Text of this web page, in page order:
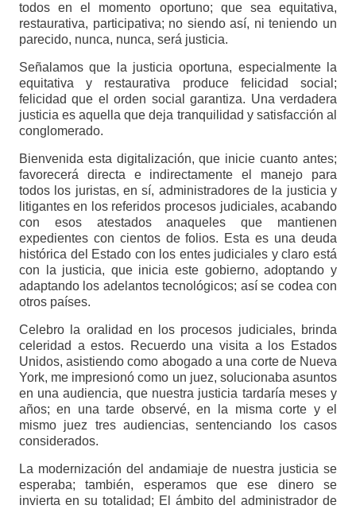
todos en el momento oportuno; que sea equitativa,
restaurativa, participativa; no siendo así, ni teniendo un
parecido, nunca, nunca, será justicia.
Señalamos que la justicia oportuna, especialmente la
equitativa y restaurativa produce felicidad social;
felicidad que el orden social garantiza. Una verdadera
justicia es aquella que deja tranquilidad y satisfacción al
conglomerado.
Bienvenida esta digitalización, que inicie cuanto antes;
favorecerá directa e indirectamente el manejo para
todos los juristas, en sí, administradores de la justicia y
litigantes en los referidos procesos judiciales, acabando
con esos atestados anaqueles que mantienen
expedientes con cientos de folios. Esta es una deuda
histórica del Estado con los entes judiciales y claro está
con la justicia, que inicia este gobierno, adoptando y
adaptando los adelantos tecnológicos; así se codea con
otros países.
Celebro la oralidad en los procesos judiciales, brinda
celeridad a estos. Recuerdo una visita a los Estados
Unidos, asistiendo como abogado a una corte de Nueva
York, me impresionó como un juez, solucionaba asuntos
en una audiencia, que nuestra justicia tardaría meses y
años; en una tarde observé, en la misma corte y el
mismo juez tres audiencias, sentenciando los casos
considerados.
La modernización del andamiaje de nuestra justicia se
esperaba; también, esperamos que ese dinero se
invierta en su totalidad; El ámbito del administrador de